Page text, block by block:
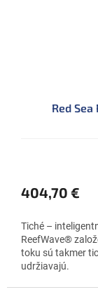
Red
404,70 €
Tiché –
ReefWave®
toku sú takmer
udržiavajú.